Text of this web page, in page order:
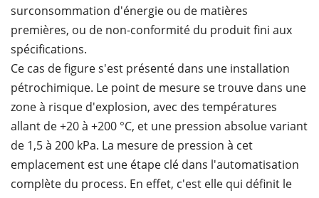
surconsommation d'énergie ou de matières
premières, ou de non-conformité du produit fini aux
spécifications.
Ce cas de figure s'est présenté dans une installation
pétrochimique. Le point de mesure se trouve dans une
zone à risque d'explosion, avec des températures
allant de +20 à +200 °C, et une pression absolue variant
de 1,5 à 200 kPa. La mesure de pression à cet
emplacement est une étape clé dans l'automatisation
complète du process. En effet, c'est elle qui définit le